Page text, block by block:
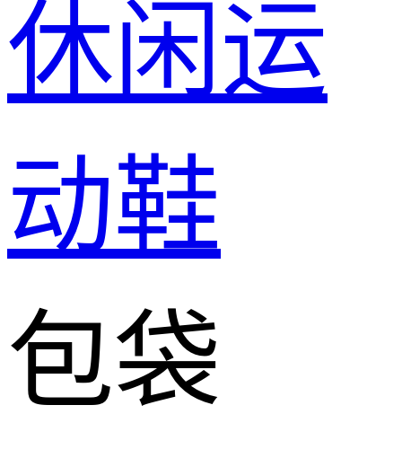
休闲运
动鞋
包袋